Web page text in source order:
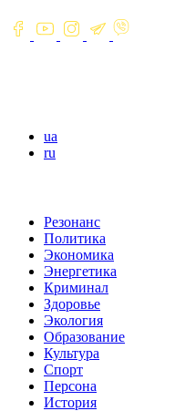
ua
ru
Резонанс
Политика
Экономика
Энергетика
Криминал
Здоровье
Экология
Образование
Культура
Спорт
Персона
История